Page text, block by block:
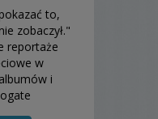
to,
zobaczył."
reportaże
w
i